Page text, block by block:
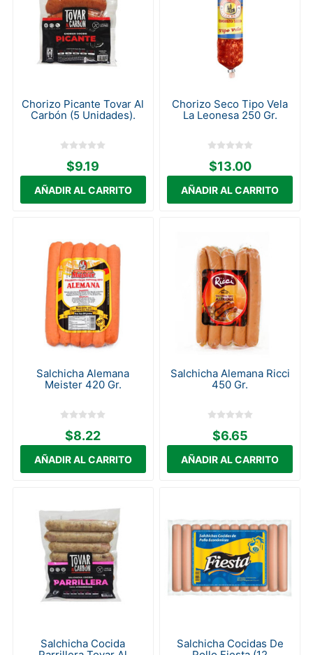
Chorizo Picante Tovar Al
Carbón (5 Unidades).
$9.19
Chorizo Seco Tipo Vela
La Leonesa 250 Gr.
$13.00
Salchicha Alemana
Meister 420 Gr.
$8.22
Salchicha Alemana Ricci
450 Gr.
$6.65
Salchicha Cocida
Salchicha Cocidas De